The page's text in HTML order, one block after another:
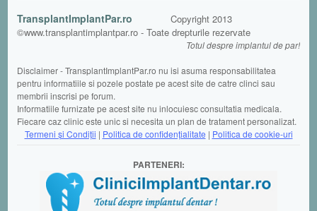
TransplantImplantPar.ro
Copyright 2013
©www.transplantimplantpar.ro - Toate drepturile rezervate
Totul despre implantul de par!
Disclaimer - TransplantImplantPar.ro nu isi asuma responsabilitatea
pentru informatiile si pozele postate pe acest site de catre clinci sau
membrii inscrisi pe forum.
Informatiile furnizate pe acest site nu inlocuiesc consultatia medicala.
Fiecare caz clinic este unic si necesita un plan de tratament personalizat.
Termeni şi Condiții | Politica de confidențialitate | Politica de cookie-uri
PARTENERI: